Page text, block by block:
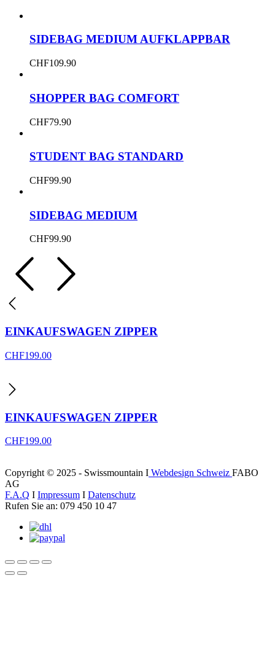
SIDEBAG MEDIUM AUFKLAPPBAR
CHF109.90
SHOPPER BAG COMFORT
CHF79.90
STUDENT BAG STANDARD
CHF99.90
SIDEBAG MEDIUM
CHF99.90
EINKAUFSWAGEN ZIPPER
CHF199.00
EINKAUFSWAGEN ZIPPER
CHF199.00
Copyright © 2025 - Swissmountain I Webdesign Schweiz FABO
AG
F.A.Q I Impressum I Datenschutz
Rufen Sie an: 079 450 10 47